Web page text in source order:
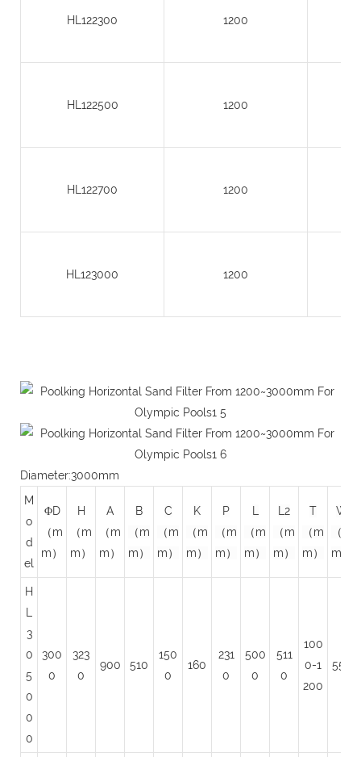
HL122300 1200
HL122500 1200
HL122700 1200
HL123000 1200
Diameter:3000mm
M
o
d
el
ΦD
（m
m）
H
（m
m）
A
（m
m）
B
（m
m）
C
（m
m）
K
（m
m）
P
（m
m）
（m
m）
L2
（m
m）
T
（m
m）
W
（m
m）
H
3
0
5
0
0
0
300
0
323
0
900 510
150
0
160
231
0
500
0
511
0
100
0-1
200
550